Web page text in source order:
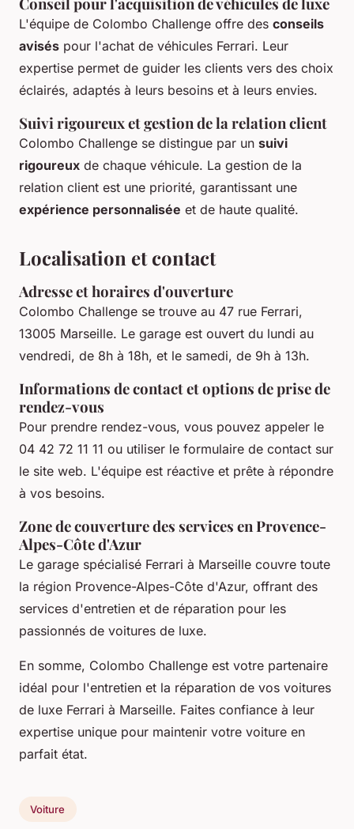
L'équipe de Colombo Challenge offre des conseils
avisés pour l'achat de véhicules Ferrari. Leur
expertise permet de guider les clients vers des choix
éclairés, adaptés à leurs besoins et à leurs envies.
Suivi rigoureux et gestion de la relation client
Colombo Challenge se distingue par un suivi
rigoureux de chaque véhicule. La gestion de la
relation client est une priorité, garantissant une
expérience personnalisée et de haute qualité.
Localisation et contact
Adresse et horaires d'ouverture
Colombo Challenge se trouve au 47 rue Ferrari,
13005 Marseille. Le garage est ouvert du lundi au
vendredi, de 8h à 18h, et le samedi, de 9h à 13h.
Informations de contact et options de prise de
rendez-vous
Pour prendre rendez-vous, vous pouvez appeler le
04 42 72 11 11 ou utiliser le formulaire de contact sur
le site web. L'équipe est réactive et prête à répondre
à vos besoins.
Zone de couverture des services en Provence-
Alpes-Côte d'Azur
Le garage spécialisé Ferrari à Marseille couvre toute
la région Provence-Alpes-Côte d'Azur, offrant des
services d'entretien et de réparation pour les
passionnés de voitures de luxe.
En somme, Colombo Challenge est votre partenaire
idéal pour l'entretien et la réparation de vos voitures
de luxe Ferrari à Marseille. Faites confiance à leur
expertise unique pour maintenir votre voiture en
parfait état.
Voiture